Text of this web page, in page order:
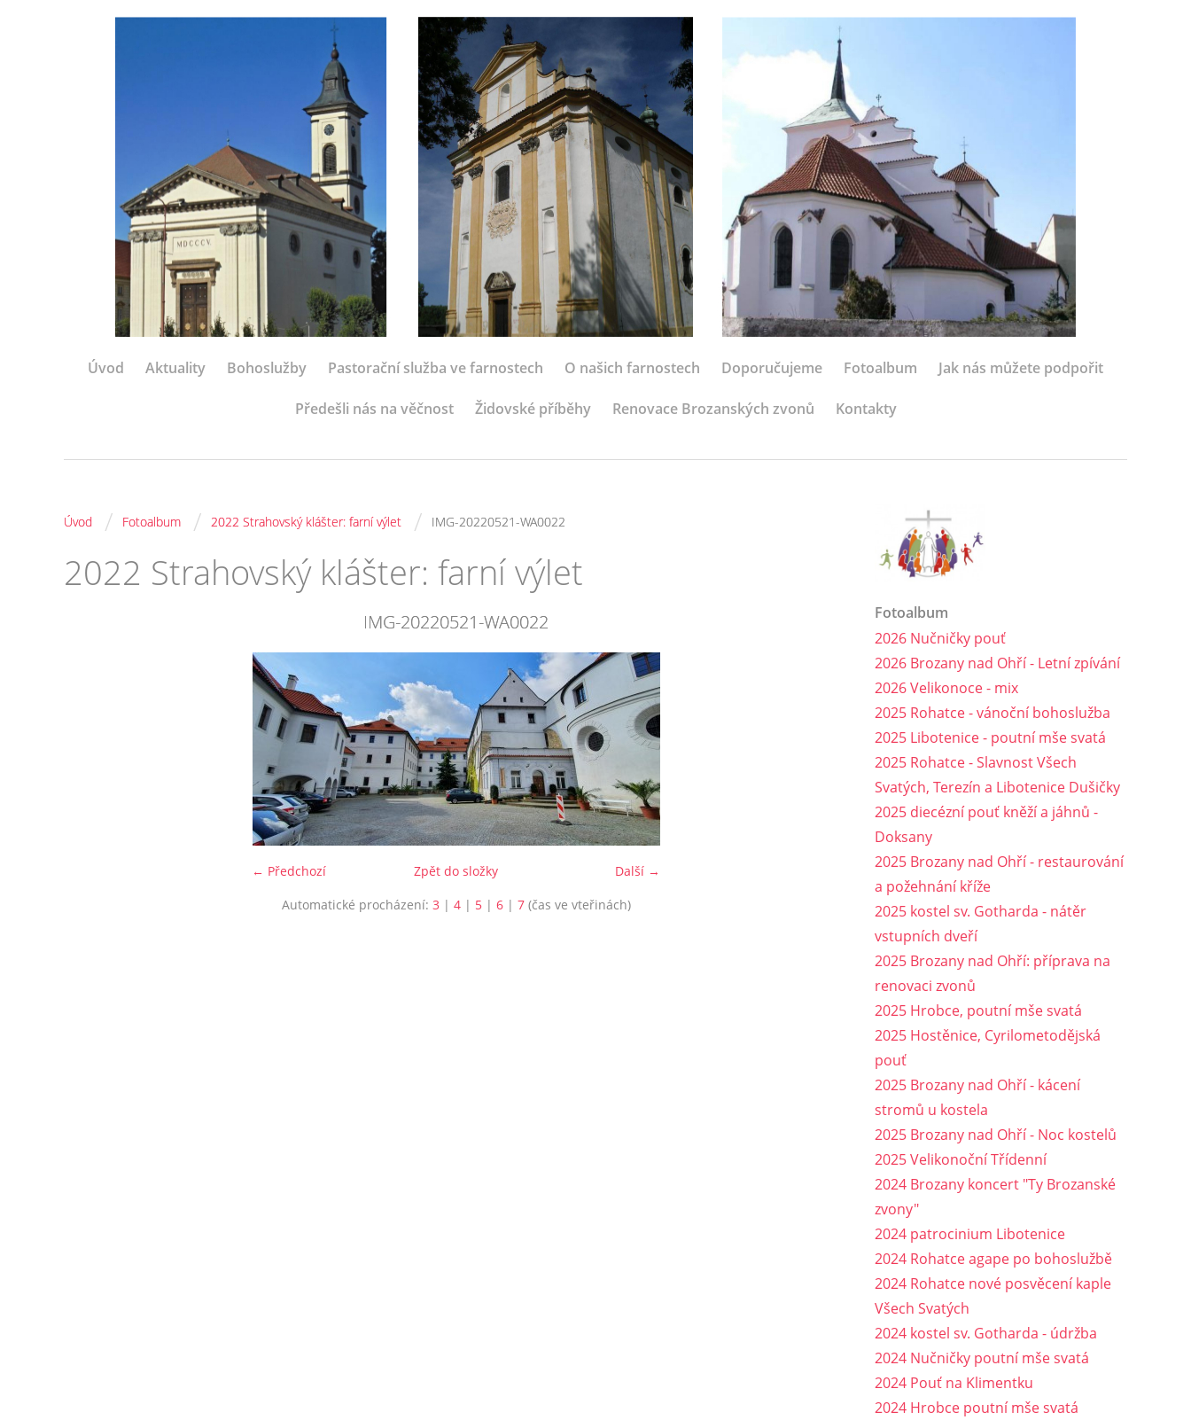
Úvod Aktuality Bohoslužby Pastorační služba ve farnostech O našich farnostech Doporučujeme Fotoalbum Jak nás můžete podpořit
Předešli nás na věčnost Židovské příběhy Renovace Brozanských zvonů Kontakty
Úvod / Fotoalbum / 2022 Strahovský klášter: farní výlet / IMG-20220521-WA0022
2022 Strahovský klášter: farní výlet
IMG-20220521-WA0022
← Předchozí Další →
Zpět do složky
Automatické procházení: 3 | 4| 5| 6| 7(čas ve vteřinách)
Fotoalbum
2026 Nučničky pouť
2026 Brozany nad Ohří - Letní zpívání
2026 Velikonoce - mix
2025 Rohatce - vánoční bohoslužba
2025 Libotenice - poutní mše svatá
2025 Rohatce - Slavnost Všech
Svatých, Terezín a Libotenice Dušičky
2025 diecézní pouť kněží a jáhnů -
Doksany
2025 Brozany nad Ohří - restaurování
a požehnání kříže
2025 kostel sv. Gotharda - nátěr
vstupních dveří
2025 Brozany nad Ohří: příprava na
renovaci zvonů
2025 Hrobce, poutní mše svatá
2025 Hostěnice, Cyrilometodějská
pouť
2025 Brozany nad Ohří - kácení
stromů u kostela
2025 Brozany nad Ohří - Noc kostelů
2025 Velikonoční Třídenní
2024 Brozany koncert "Ty Brozanské
zvony"
2024 patrocinium Libotenice
2024 Rohatce agape po bohoslužbě
2024 Rohatce nové posvěcení kaple
Všech Svatých
2024 kostel sv. Gotharda - údržba
2024 Nučničky poutní mše svatá
2024 Pouť na Klimentku
2024 Hrobce poutní mše svatá